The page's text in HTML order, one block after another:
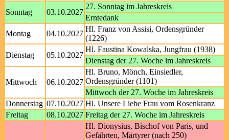
Sonntag
03.10.2027
27. Sonntag im Jahreskreis
Erntedank
Montag
04.10.2027
Hl. Franz von Assisi, Ordensgründer
(1226)
Dienstag
05.10.2027
Hl. Faustina Kowalska, Jungfrau (1938)
Dienstag der 27. Woche im Jahreskreis
Mittwoch 06.10.2027
Hl. Bruno, Mönch, Einsiedler,
Ordensgründer (1101)
Mittwoch der 27. Woche im Jahreskreis
Donnerstag 07.10.2027 Hl. Unsere Liebe Frau vom Rosenkranz
Freitag
08.10.2027 Freitag der 27. Woche im Jahreskreis
Hl. Dionysius, Bischof von Paris, und
Gefährten, Märtyrer (nach 250)